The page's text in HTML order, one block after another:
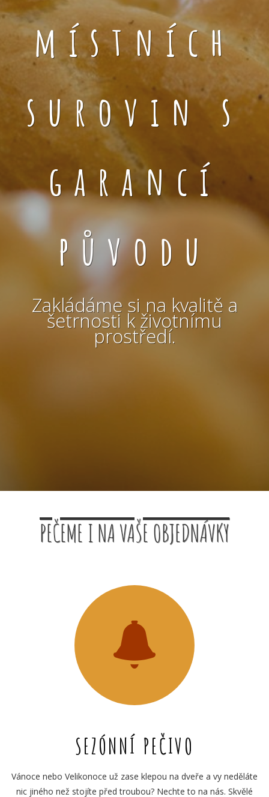
místních
surovin s
garancí
původu
Zakládáme si na kvalitě a
šetrnosti k životnímu
prostředí.
PEČEME I NA VAŠE OBJEDNÁVKY
SEZÓNNÍ PEČIVO
Vánoce nebo Velikonoce už zase klepou na dveře a vy neděláte
nic jiného než stojíte před troubou? Nechte to na nás. Skvělé